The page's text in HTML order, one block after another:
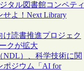
タル図書館コンペティ
よ！Next Library
読書推進プロジェク
クが拡大
NDL）、科学技術に関
ポジウム「AI for